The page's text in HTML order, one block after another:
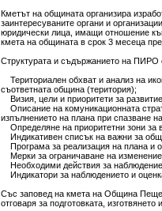
Кметът на общината организира
заинтересуваните органи и
юридически лица, имащи отношение
кмета на общината в срок 3 месеца
Структурата и съдържанието на ПИРО
Териториален обхват и анализ на
съответната община (територия);
Визия, цели и приоритети за
Описание на комуникационната
изпълнението на плана при спазване
Определяне на приоритетни зони за
Индикативен списък на важни за
Програма за реализация на плана и
Мерки за ограничаване на
Необходими действия за
Индикатори за наблюдението и
Със заповед на кмета на Община
отговаря за подготовката,